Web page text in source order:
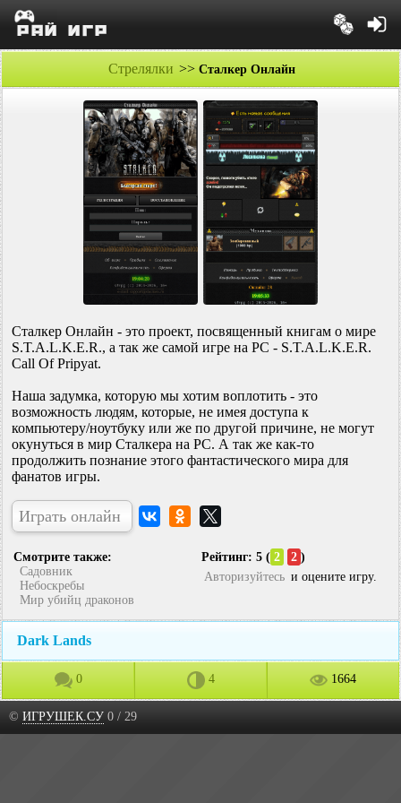
Стрелялки >> Сталкер Онлайн
Сталкер Онлайн - это проект, посвященный книгам о мире
S.T.A.L.K.E.R., а так же самой игре на PC - S.T.A.L.K.E.R.
Call Of Pripyat.
Наша задумка, которую мы хотим воплотить - это
возможность людям, которые, не имея доступа к
компьютеру/ноутбуку или же по другой причине, не могут
окунуться в мир Сталкера на PC. А так же как-то
продолжить познание этого фантастического мира для
фанатов игры.
Играть онлайн
Смотрите также:
Садовник
Небоскребы
Мир убийц драконов
Рейтинг: 5 ( 2 2 )
Авторизуйтесь и оцените игру.
Dark Lands
0 4 1664
© ИГРУШЕК.СУ 0 / 29